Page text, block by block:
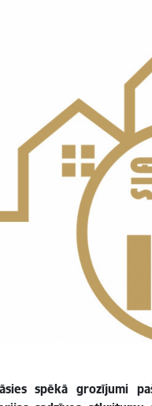
spēkā grozījumi